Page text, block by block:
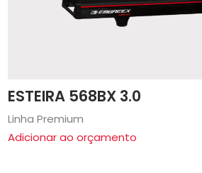
ESTEIRA 568BX 3.0
Linha Premium
Adicionar ao orçamento